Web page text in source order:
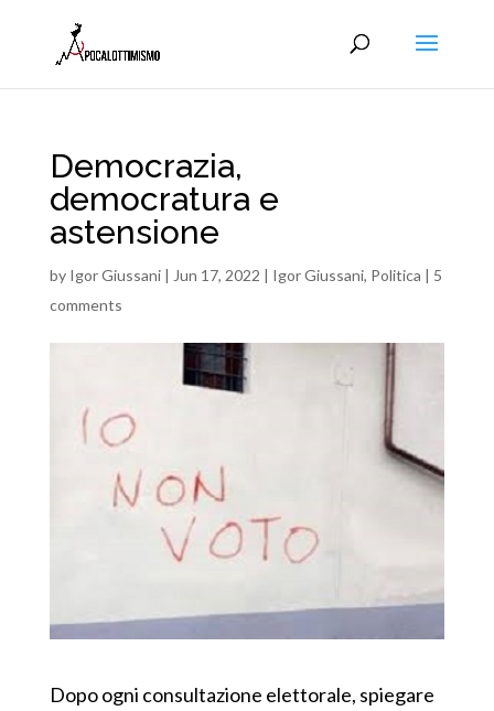
Democrazia,
democratura e
astensione
by Igor Giussani| Jun 17, 2022 | Igor Giussani, Politica | 5
comments
Dopo ogni consultazione elettorale, spiegare